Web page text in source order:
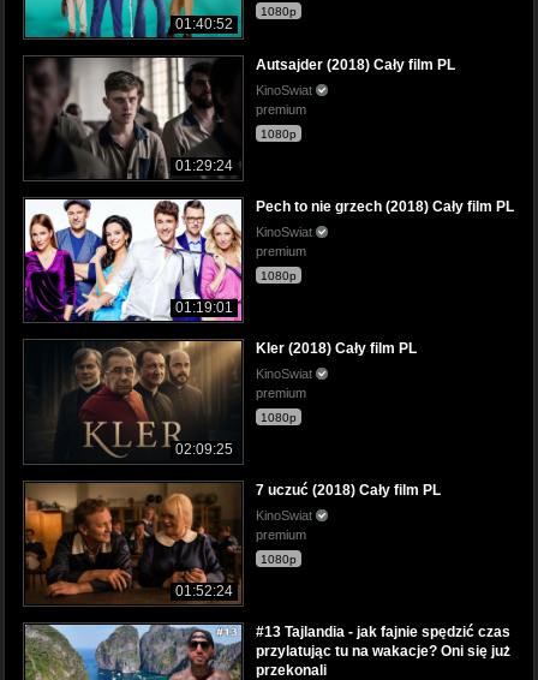
01:40:52
1080p
01:29:24
Autsajder (2018) Cały film PL
KinoSwiat
premium
1080p
01:19:01
Pech to nie grzech (2018) Cały film PL
KinoSwiat
premium
1080p
02:09:25
Kler (2018) Cały film PL
KinoSwiat
premium
1080p
01:52:24
7 uczuć (2018) Cały film PL
KinoSwiat
premium
1080p
#13 Tajlandia - jak fajnie spędzić czas
przylatując tu na wakacje? Oni się już
przekonali